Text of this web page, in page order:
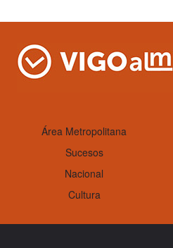
Área Metropolitana
Sucesos
Nacional
Cultura